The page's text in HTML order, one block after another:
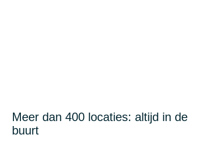
Meer dan 400 locaties: altijd in de
buurt